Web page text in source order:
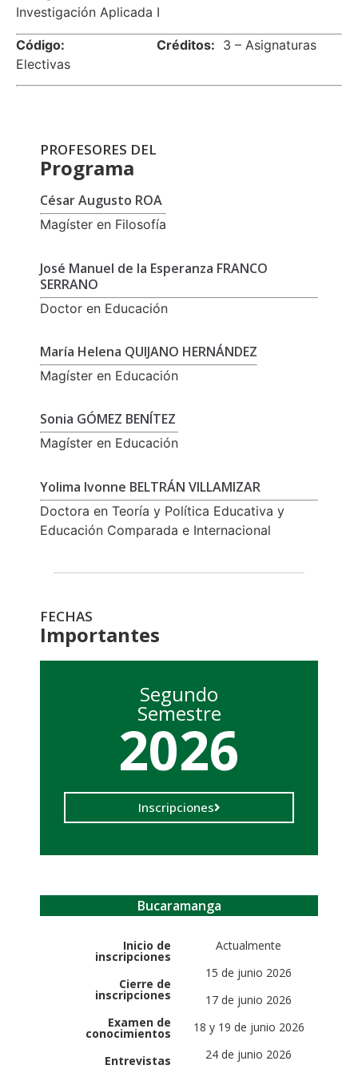
Investigación Aplicada I
Código: Créditos: 3 – Asignaturas
Electivas
PROFESORES DEL
Programa
César Augusto ROA
Magíster en Filosofía
José Manuel de la Esperanza FRANCO
SERRANO
Doctor en Educación
María Helena QUIJANO HERNÁNDEZ
Magíster en Educación
Sonia GÓMEZ BENÍTEZ
Magíster en Educación
Yolima Ivonne BELTRÁN VILLAMIZAR
Doctora en Teoría y Política Educativa y
Educación Comparada e Internacional
FECHAS
Importantes
Segundo
Semestre
2026
Inscripciones
Bucaramanga
Inicio de
inscripciones
Cierre de
inscripciones
Examen de
conocimientos
Entrevistas
Actualmente
15 de junio 2026
17 de junio 2026
18 y 19 de junio 2026
24 de junio 2026